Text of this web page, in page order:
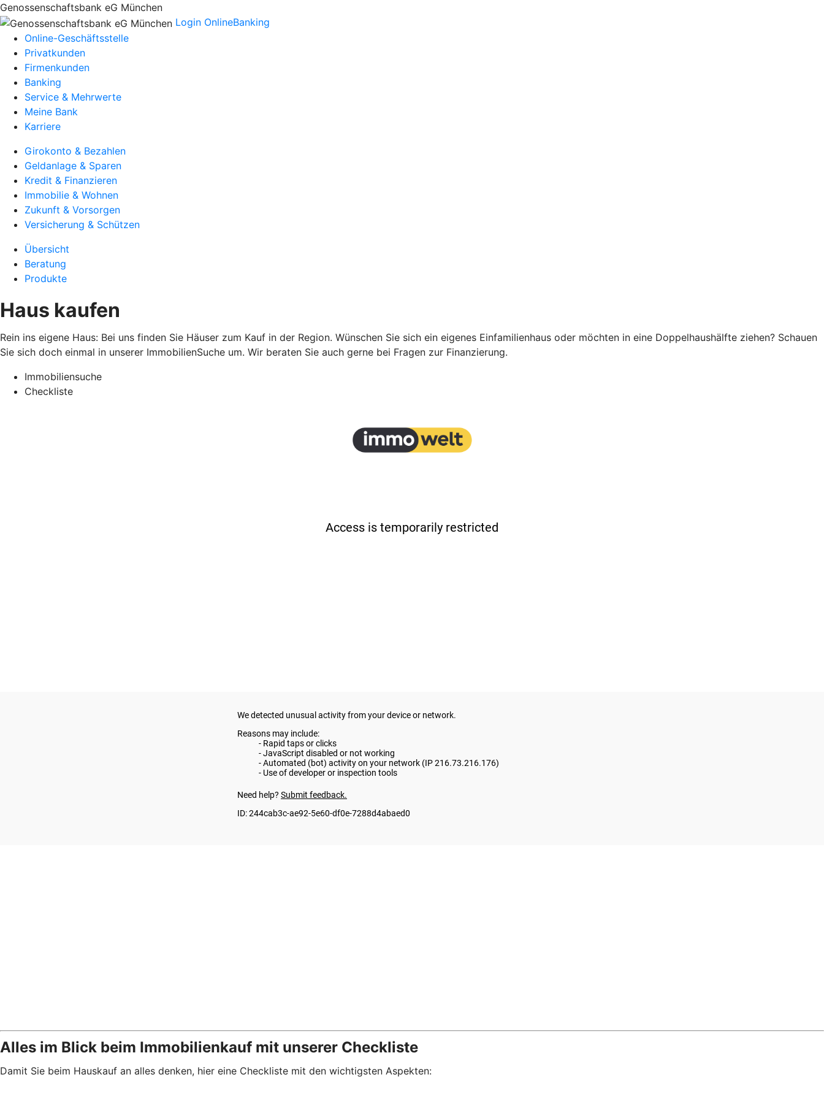
Genossenschaftsbank eG München
Login OnlineBanking
Online-Geschäftsstelle
Privatkunden
Firmenkunden
Banking
Service & Mehrwerte
Meine Bank
Karriere
Girokonto & Bezahlen
Geldanlage & Sparen
Kredit & Finanzieren
Immobilie & Wohnen
Zukunft & Vorsorgen
Versicherung & Schützen
Übersicht
Beratung
Produkte
Haus kaufen
Rein ins eigene Haus: Bei uns finden Sie Häuser zum Kauf in der Region. Wünschen Sie sich ein eigenes Einfamilienhaus oder möchten in eine Doppelhaushälfte ziehen? Schauen
Sie sich doch einmal in unserer ImmobilienSuche um. Wir beraten Sie auch gerne bei Fragen zur Finanzierung.
Immobiliensuche
Checkliste
Alles im Blick beim Immobilienkauf mit unserer Checkliste
Damit Sie beim Hauskauf an alles denken, hier eine Checkliste mit den wichtigsten Aspekten: